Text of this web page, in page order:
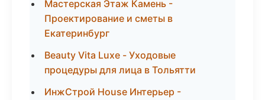
Мастерская Этаж Камень -
Проектирование и сметы в
Екатеринбург
Beauty Vita Luxe - Уходовые
процедуры для лица в Тольятти
ИнжСтрой House Интерьер -